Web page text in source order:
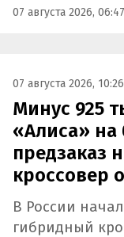
07 августа 2026, 06:47
07 августа 2026, 10:26
Минус 925
«Алиса» на
предзаказ
кроссовер
В России
гибридный